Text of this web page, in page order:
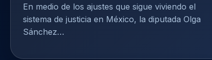
En medio de los ajustes que sigue viviendo el
sistema de justicia en México, la diputada Olga
Sánchez…